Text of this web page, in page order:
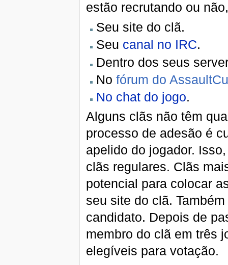
estão recrutando ou
Seu site do clã.
Seu canal no IRC.
Dentro dos seus
No fórum do
No chat do jogo.
Alguns clãs não têm
processo de adesão é
apelido do jogador.
clãs regulares. Clãs
potencial para colocar
seu site do clã.
candidato. Depois de
membro do clã em três
elegíveis para votação.